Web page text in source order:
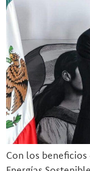
Con los